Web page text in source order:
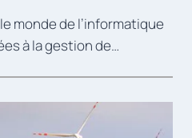
monde de l’informatique
à la gestion de…